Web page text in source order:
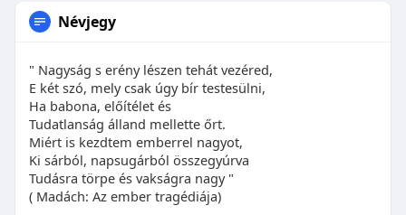
Névjegy
" Nagyság s erény lészen tehát vezéred,
E két szó, mely csak úgy bír testesülni,
Ha babona, előítélet és
Tudatlanság álland mellette őrt.
Miért is kezdtem emberrel nagyot,
Ki sárból, napsugárból összegyúrva
Tudásra törpe és vakságra nagy "
( Madách: Az ember tragédiája)